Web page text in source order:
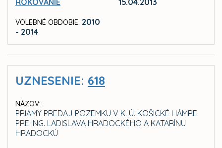
ROKOVANIE
VOLEBNÉ OBDOBIE: 2010
- 2014
15.04.2013
UZNESENIE: 618
NÁZOV:
PRIAMY PREDAJ POZEMKU V K. Ú. KOŠICKÉ HÁMRE
PRE ING. LADISLAVA HRADOCKÉHO A KATARÍNU
HRADOCKÚ